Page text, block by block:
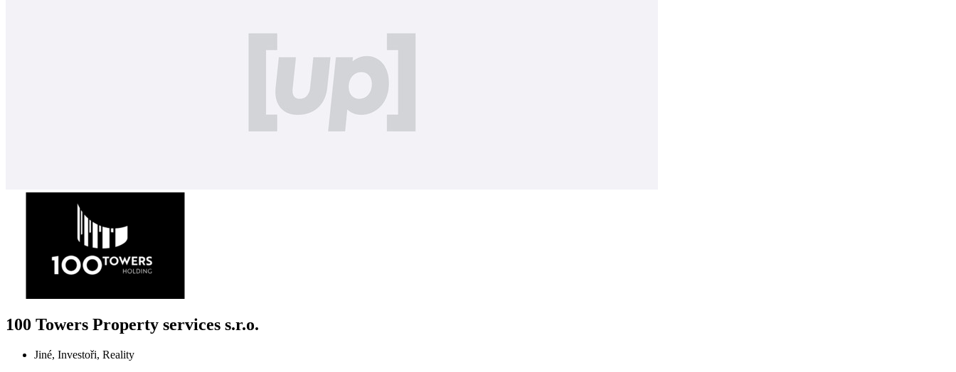
100 Towers Property services s.r.o.
Jiné, Investoři, Reality